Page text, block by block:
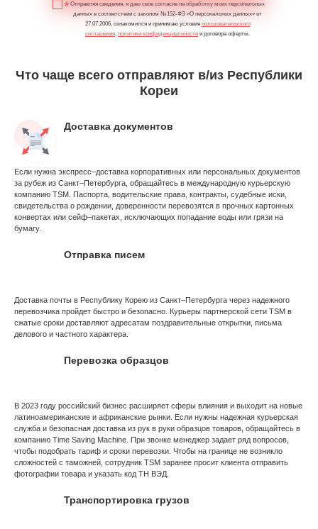
Отправляя сведения, я даю свое согласие на обработку моих персональных
данных в соответствии с законом №152-ФЗ «О персональных данных» от
27.07.2006, ознакомился и принимаю условия пользовательского
соглашения, политики конфиденциальности и договора оферты.
Что чаще всего отправляют в/из Республики
Кореи
Доставка документов
Если нужна экспресс–доставка корпоративных или персональных документов
за рубеж из Санкт–Петербурга, обращайтесь в международную курьерскую
компанию TSM. Паспорта, водительские права, контракты, судебные иски,
свидетельства о рождении, доверенности перевозятся в прочных картонных
конвертах или сейф–пакетах, исключающих попадание воды или грязи на
бумагу.
Отправка писем
Доставка почты в Республику Корею из Санкт–Петербурга через надежного
перевозчика пройдет быстро и безопасно. Курьеры партнерской сети TSM в
сжатые сроки доставляют адресатам поздравительные открытки, письма
делового и частного характера.
Перевозка образцов
В 2023 году российский бизнес расширяет сферы влияния и выходит на новые
латиноамериканские и африканские рынки. Если нужны надежная курьерская
служба и безопасная доставка из рук в руки образцов товаров, обращайтесь в
компанию Time Saving Machine. При звонке менеджер задает ряд вопросов,
чтобы подобрать тариф и сроки перевозки. Чтобы на границе не возникло
сложностей с таможней, сотрудник TSM заранее просит клиента отправить
фотографии товара и указать код ТН ВЭД.
Транспортировка грузов